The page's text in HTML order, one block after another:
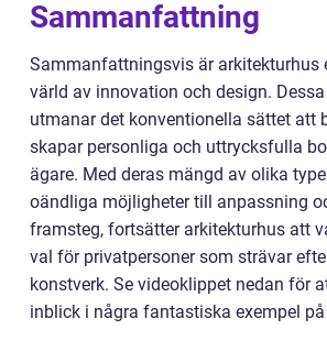
Sammanfattning
Sammanfattningsvis är arkitekturhus
värld av innovation och design.
utmanar det konventionella sättet att
skapar personliga och uttrycksfulla
ägare. Med deras mängd av olika
oändliga möjligheter till anpassning
framsteg, fortsätter arkitekturhus att
val för privatpersoner som strävar
konstverk. Se videoklippet nedan för
inblick i några fantastiska exempel